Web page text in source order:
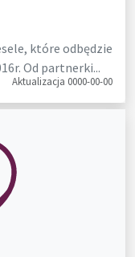
które odbędzie
Od partnerki...
Aktualizacja 0000-00-00